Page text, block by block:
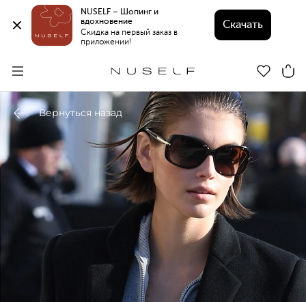
NUSELF – Шопинг и
вдохновение
Скидка на первый заказ в
приложении!
Скачать
Вернуться назад